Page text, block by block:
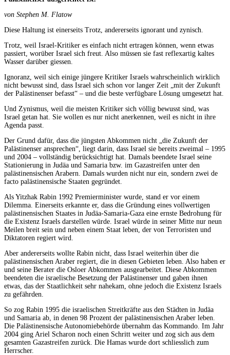
von Stephen M. Flatow
Diese Haltung ist einerseits Trotz, andererseits ignorant und zynisch.
Trotz, weil Israel-Kritiker es einfach nicht ertragen können, wenn etwas
passiert, worüber Israel sich freut. Also müssen sie fast reflexartig kaltes
Wasser darüber giessen.
Ignoranz, weil sich einige jüngere Kritiker Israels wahrscheinlich wirklich
nicht bewusst sind, dass Israel sich schon vor langer Zeit „mit der Zukunft
der Palästinenser befasst“ – und die beste verfügbare Lösung umgesetzt hat.
Und Zynismus, weil die meisten Kritiker sich völlig bewusst sind, was
Israel getan hat. Sie wollen es nur nicht anerkennen, weil es nicht in ihre
Agenda passt.
Der Grund dafür, dass die jüngsten Abkommen nicht „die Zukunft der
Palästinenser ansprechen“, liegt darin, dass Israel sie bereits zweimal – 1995
und 2004 – vollständig berücksichtigt hat. Damals beendete Israel seine
Stationierung in Judäa und Samaria bzw. im Gazastreifen unter den
palästinensischen Arabern. Damals wurden nicht nur ein, sondern zwei de
facto palästinensische Staaten gegründet.
Als Yitzhak Rabin 1992 Premierminister wurde, stand er vor einem
Dilemma. Einerseits erkannte er, dass die Gründung eines vollwertigen
palästinensischen Staates in Judäa-Samaria-Gaza eine ernste Bedrohung für
die Existenz Israels darstellen würde. Israel würde in seiner Mitte nur neun
Meilen breit sein und neben einem Staat leben, der von Terroristen und
Diktatoren regiert wird.
Aber andererseits wollte Rabin nicht, dass Israel weiterhin über die
palästinensischen Araber regiert, die in diesen Gebieten leben. Also haben er
und seine Berater die Osloer Abkommen ausgearbeitet. Diese Abkommen
beendeten die israelische Besetzung der Palästinenser und gaben ihnen
etwas, das der Staatlichkeit sehr nahekam, ohne jedoch die Existenz Israels
zu gefährden.
So zog Rabin 1995 die israelischen Streitkräfte aus den Städten in Judäa
und Samaria ab, in denen 98 Prozent der palästinensischen Araber leben.
Die Palästinensische Autonomiebehörde übernahm das Kommando. Im Jahr
2004 ging Ariel Scharon noch einen Schritt weiter und zog sich aus dem
gesamten Gazastreifen zurück. Die Hamas wurde dort schliesslich zum
Herrscher.